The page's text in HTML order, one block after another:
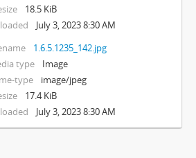
18.5 KiB
July 3, 2023 8:30 AM
1.6.5.1235_142.jpg
type
Image
type
image/jpeg
17.4 KiB
July 3, 2023 8:30 AM